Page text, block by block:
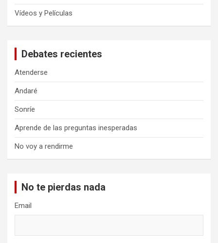
Vídeos y Películas
Debates recientes
Atenderse
Andaré
Sonríe
Aprende de las preguntas inesperadas
No voy a rendirme
No te pierdas nada
Email